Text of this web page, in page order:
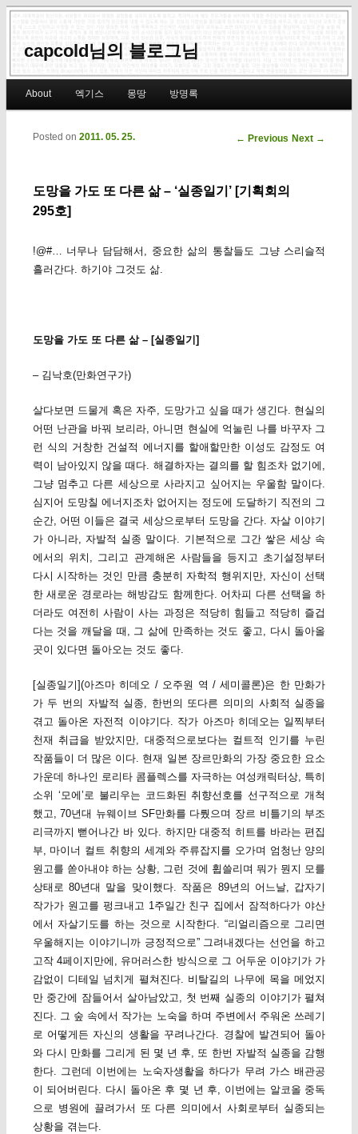
capcold님의 블로그님
Skip to primary content
Skip to secondary content
About 엑기스 몽땅 방명록
Post navigation
← Previous Next →
도망을 가도 또 다른 삶 – ‘실종일기’ [기획회의
295호]
Posted on 2011. 05. 25.
!@#… 너무나 담담해서, 중요한 삶의 통찰들도 그냥 스리슬적
흘러간다. 하기야 그것도 삶.
도망을 가도 또 다른 삶 – [실종일기]
– 김낙호(만화연구가)
살다보면 드물게 혹은 자주, 도망가고 싶을 때가 생긴다. 현실의
어떤 난관을 바꿔 보리라, 아니면 현실에 억눌린 나를 바꾸자 그
런 식의 거창한 건설적 에너지를 할애할만한 이성도 감정도 여
력이 남아있지 않을 때다. 해결하자는 결의를 할 힘조차 없기에,
그냥 멈추고 다른 세상으로 사라지고 싶어지는 우울함 말이다.
심지어 도망칠 에너지조차 없어지는 정도에 도달하기 직전의 그
순간, 어떤 이들은 결국 세상으로부터 도망을 간다. 자살 이야기
가 아니라, 자발적 실종 말이다. 기본적으로 그간 쌓은 세상 속
에서의 위치, 그리고 관계해온 사람들을 등지고 초기설정부터
다시 시작하는 것인 만큼 충분히 자학적 행위지만, 자신이 선택
한 새로운 경로라는 해방감도 함께한다. 어차피 다른 선택을 하
더라도 여전히 사람이 사는 과정은 적당히 힘들고 적당히 즐겁
다는 것을 깨달을 때, 그 삶에 만족하는 것도 좋고, 다시 돌아올
곳이 있다면 돌아오는 것도 좋다.
[실종일기](아즈마 히데오 / 오주원 역 / 세미콜론)은 한 만화가
가 두 번의 자발적 실종, 한번의 또다른 의미의 사회적 실종을
겪고 돌아온 자전적 이야기다. 작가 아즈마 히데오는 일찍부터
천재 취급을 받았지만, 대중적으로보다는 컬트적 인기를 누린
작품들이 더 많은 이다. 현재 일본 장르만화의 가장 중요한 요소
가운데 하나인 로리타 콤플렉스를 자극하는 여성캐릭터상, 특히
소위 ‘모에’로 불리우는 코드화된 취향선호를 선구적으로 개척
했고, 70년대 뉴웨이브 SF만화를 다뤘으며 장르 비틀기의 부조
리극까지 뻗어나간 바 있다. 하지만 대중적 히트를 바라는 편집
부, 마이너 컬트 취향의 세계와 주류잡지를 오가며 엄청난 양의
원고를 쏟아내야 하는 상황, 그런 것에 휩쓸리며 뭐가 뭔지 모를
상태로 80년대 말을 맞이했다. 작품은 89년의 어느날, 갑자기
작가가 원고를 펑크내고 1주일간 친구 집에서 잠적하다가 야산
에서 자살기도를 하는 것으로 시작한다. “리얼리즘으로 그리면
우울해지는 이야기니까 긍정적으로” 그려내겠다는 선언을 하고
고작 4페이지만에, 유머러스한 방식으로 그 어두운 이야기가 가
감없이 디테일 넘치게 펼쳐진다. 비탈길의 나무에 목을 메었지
만 중간에 잠들어서 살아남았고, 첫 번째 실종의 이야기가 펼쳐
진다. 그 숲 속에서 작가는 노숙을 하며 주변에서 주워온 쓰레기
로 어떻게든 자신의 생활을 꾸려나간다. 경찰에 발견되어 돌아
와 다시 만화를 그리게 된 몇 년 후, 또 한번 자발적 실종을 감행
한다. 그런데 이번에는 노숙자생활을 하다가 무려 가스 배관공
이 되어버린다. 다시 돌아온 후 몇 년 후, 이번에는 알코올 중독
으로 병원에 끌려가서 또 다른 의미에서 사회로부터 실종되는
상황을 겪는다.